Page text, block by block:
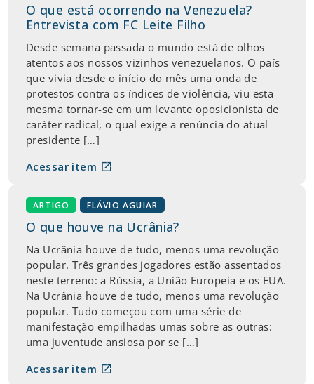
O que está ocorrendo na Venezuela?
Entrevista com FC Leite Filho
Desde semana passada o mundo está de olhos
atentos aos nossos vizinhos venezuelanos. O país
que vivia desde o início do mês uma onda de
protestos contra os índices de violência, viu esta
mesma tornar-se em um levante oposicionista de
caráter radical, o qual exige a renúncia do atual
presidente […]
Acessar item open_in_new
ARTIGO FLÁVIO AGUIAR
O que houve na Ucrânia?
Na Ucrânia houve de tudo, menos uma revolução
popular. Três grandes jogadores estão assentados
neste terreno: a Rússia, a União Europeia e os EUA.
Na Ucrânia houve de tudo, menos uma revolução
popular. Tudo começou com uma série de
manifestação empilhadas umas sobre as outras:
uma juventude ansiosa por se […]
Acessar item open_in_new